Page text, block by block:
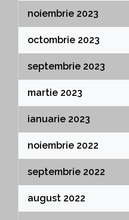
noiembrie 2023
octombrie 2023
septembrie 2023
martie 2023
ianuarie 2023
noiembrie 2022
septembrie 2022
august 2022